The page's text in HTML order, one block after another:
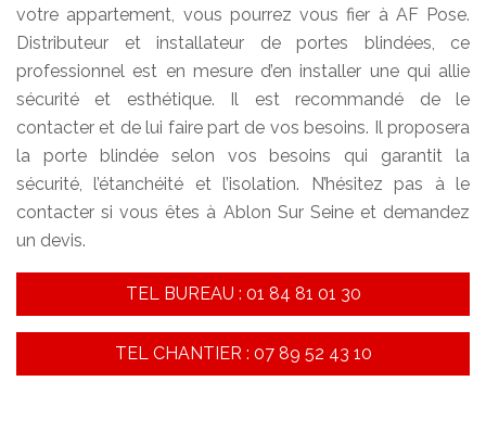
votre appartement, vous pourrez vous fier à AF Pose.
Distributeur et installateur de portes blindées, ce
professionnel est en mesure d’en installer une qui allie
sécurité et esthétique. Il est recommandé de le
contacter et de lui faire part de vos besoins. Il proposera
la porte blindée selon vos besoins qui garantit la
sécurité, l’étanchéité et l’isolation. N’hésitez pas à le
contacter si vous êtes à Ablon Sur Seine et demandez
un devis.
TEL BUREAU : 01 84 81 01 30
TEL CHANTIER : 07 89 52 43 10